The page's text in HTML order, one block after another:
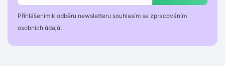
Přihlášením k odběru newsletteru souhlasím se zpracováním
osobních údajů.